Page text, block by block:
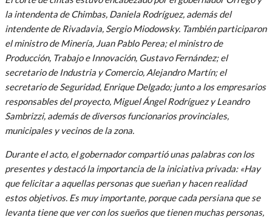
la intendenta de Chimbas, Daniela Rodríguez, además del
intendente de Rivadavia, Sergio Miodowsky. También participaron
el ministro de Minería, Juan Pablo Perea; el ministro de
Producción, Trabajo e Innovación, Gustavo Fernández; el
secretario de Industria y Comercio, Alejandro Martín; el
secretario de Seguridad, Enrique Delgado; junto a los empresarios
responsables del proyecto, Miguel Ángel Rodríguez y Leandro
Sambrizzi, además de diversos funcionarios provinciales,
municipales y vecinos de la zona.
Durante el acto, el gobernador compartió unas palabras con los
presentes y destacó la importancia de la iniciativa privada: «Hay
que felicitar a aquellas personas que sueñan y hacen realidad
estos objetivos. Es muy importante, porque cada persiana que se
levanta tiene que ver con los sueños que tienen muchas personas,